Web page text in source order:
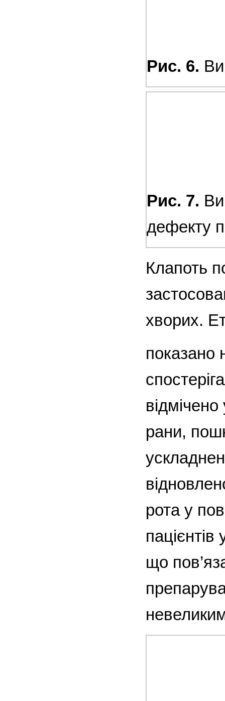
Рис. 6.
Рис. 7.
дефекту
Клапоть
хворих.
показано
рани,
рота у
що